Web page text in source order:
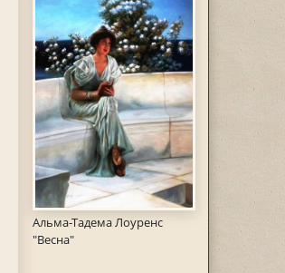
Альма-Тадема Лоуренс
"Весна"